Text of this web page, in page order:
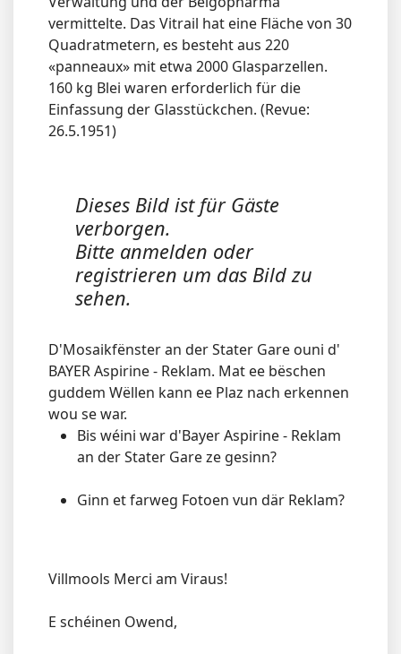
vermittelte. Das Vitrail hat eine Fläche von 30
Quadratmetern, es besteht aus 220
«panneaux» mit etwa 2000 Glasparzellen.
160 kg Blei waren erforderlich für die
Einfassung der Glasstückchen. (Revue:
26.5.1951)
Dieses Bild ist für Gäste
verborgen.
Bitte anmelden oder
registrieren um das Bild zu
sehen.
D'Mosaikfënster an der Stater Gare ouni d'
BAYER Aspirine - Reklam. Mat ee bëschen
guddem Wëllen kann ee Plaz nach erkennen
wou se war.
Bis wéini war d'Bayer Aspirine - Reklam
an der Stater Gare ze gesinn?
Ginn et farweg Fotoen vun där Reklam?
Villmools Merci am Viraus!
E schéinen Owend,